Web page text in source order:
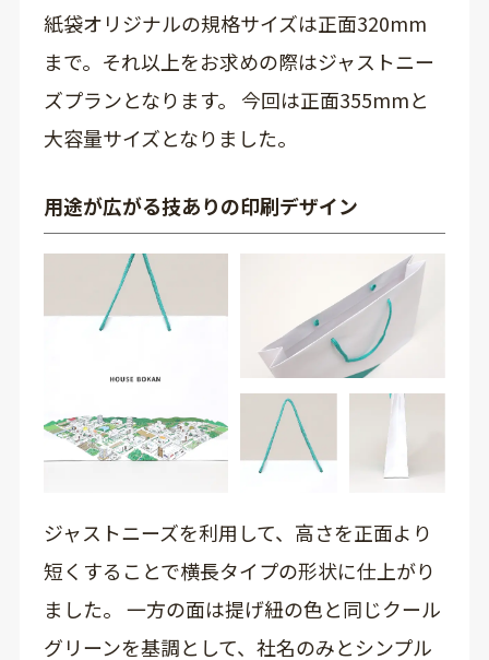
紙袋オリジナルの規格サイズは正面320mm
まで。それ以上をお求めの際はジャストニー
ズプランとなります。 今回は正面355mmと
大容量サイズとなりました。
用途が広がる技ありの印刷デザイン
ジャストニーズを利用して、高さを正面より
短くすることで横長タイプの形状に仕上がり
ました。 一方の面は提げ紐の色と同じクール
グリーンを基調として、社名のみとシンプル